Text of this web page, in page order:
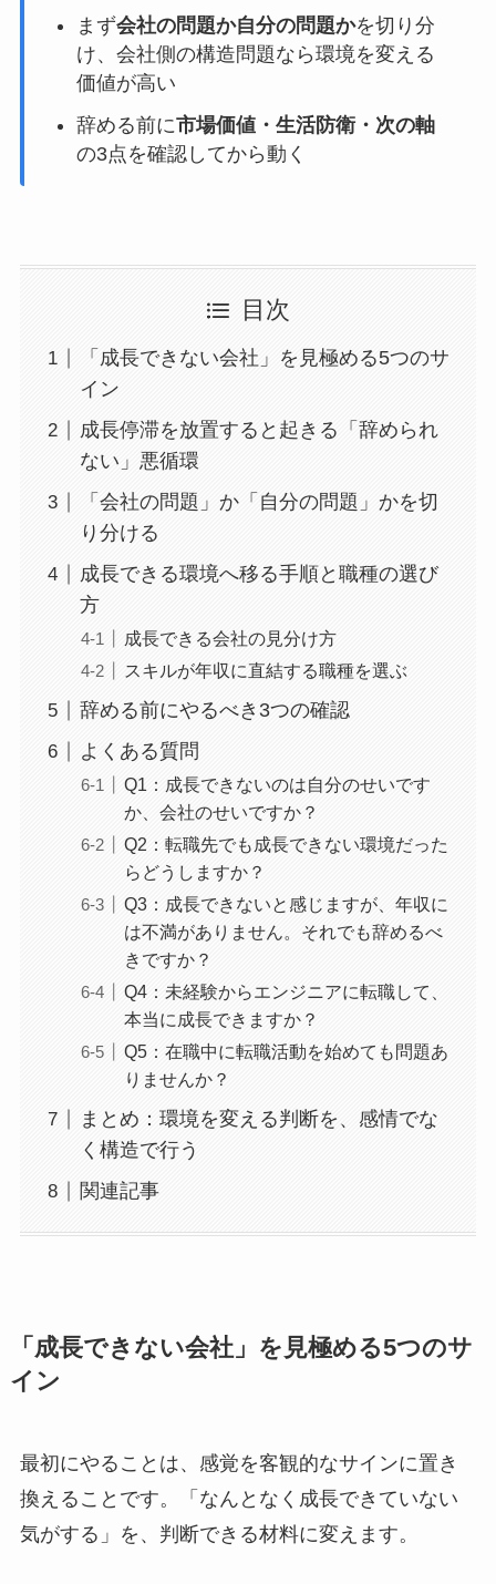
まず会社の問題か自分の問題かを切り分
け、会社側の構造問題なら環境を変える
価値が高い
辞める前に市場価値・生活防衛・次の軸
の3点を確認してから動く
目次
「成長できない会社」を見極める5つのサ
イン
成長停滞を放置すると起きる「辞められ
ない」悪循環
「会社の問題」か「自分の問題」かを切
り分ける
成長できる環境へ移る手順と職種の選び
方
成長できる会社の見分け方
スキルが年収に直結する職種を選ぶ
辞める前にやるべき3つの確認
よくある質問
Q1：成長できないのは自分のせいです
か、会社のせいですか？
Q2：転職先でも成長できない環境だった
らどうしますか？
Q3：成長できないと感じますが、年収に
は不満がありません。それでも辞めるべ
きですか？
Q4：未経験からエンジニアに転職して、
本当に成長できますか？
Q5：在職中に転職活動を始めても問題あ
りませんか？
まとめ：環境を変える判断を、感情でな
く構造で行う
関連記事
「成長できない会社」を見極める5つのサ
イン
最初にやることは、感覚を客観的なサインに置き
換えることです。「なんとなく成長できていない
気がする」を、判断できる材料に変えます。